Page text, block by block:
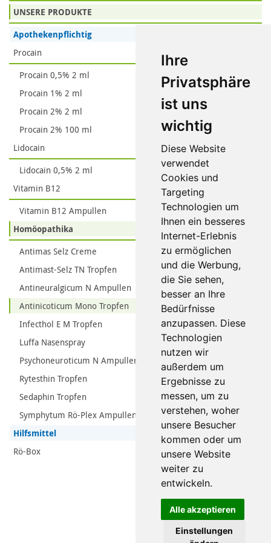
Ihre
Privatsphäre
ist uns
wichtig
Diese Website
verwendet
Cookies und
Targeting
Technologien um
Ihnen ein besseres
Internet-Erlebnis
zu ermöglichen
und die Werbung,
die Sie sehen,
besser an Ihre
Bedürfnisse
anzupassen. Diese
Technologien
nutzen wir
außerdem um
Ergebnisse zu
messen, um zu
verstehen, woher
unsere Besucher
kommen oder um
unsere Website
weiter zu
entwickeln.
Alle akzeptieren
Einstellungen
UNSERE PRODUKTE
Apothekenpflichtig
Procain
Procain 0,5% 2 ml
Procain 1% 2 ml
Procain 2% 2 ml
Procain 2% 100 ml
Lidocain
Lidocain 0,5% 2 ml
Vitamin B12
Vitamin B12 Ampullen
Homöopathika
Antimas Selz Creme
Antimast-Selz TN Tropfen
Antineuralgicum N Ampullen
Antinicoticum Mono Tropfen
Infecthol E M Tropfen
Luffa Nasenspray
Psychoneuroticum N Ampullen
Rytesthin Tropfen
Sedaphin Tropfen
Symphytum Rö-Plex Ampullen
Hilfsmittel
Rö-Box